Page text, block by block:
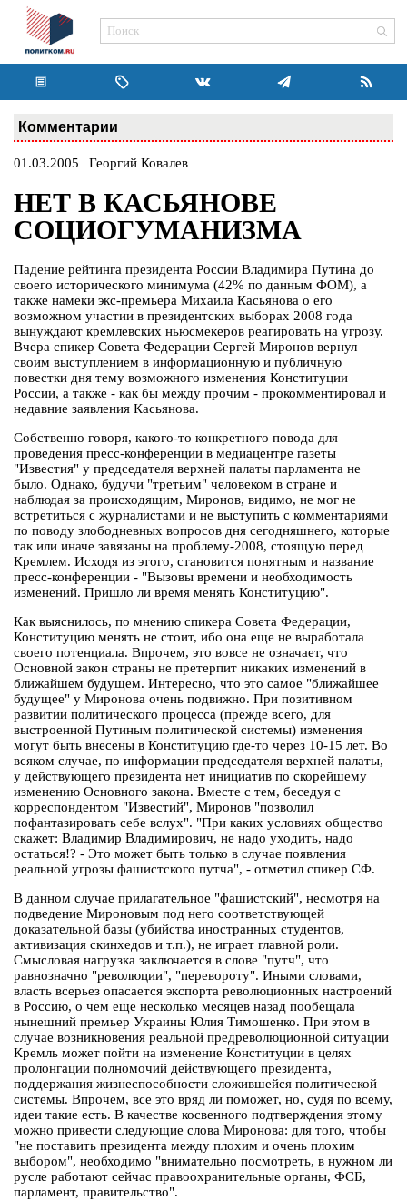
Комментарии
01.03.2005 | Георгий Ковалев
НЕТ В КАСЬЯНОВЕ
СОЦИОГУМАНИЗМА
Падение рейтинга президента России Владимира Путина до
своего исторического минимума (42% по данным ФОМ), а
также намеки экс-премьера Михаила Касьянова о его
возможном участии в президентских выборах 2008 года
вынуждают кремлевских ньюсмекеров реагировать на угрозу.
Вчера спикер Совета Федерации Сергей Миронов вернул
своим выступлением в информационную и публичную
повестки дня тему возможного изменения Конституции
России, а также - как бы между прочим - прокомментировал и
недавние заявления Касьянова.
Собственно говоря, какого-то конкретного повода для
проведения пресс-конференции в медиацентре газеты
"Известия" у председателя верхней палаты парламента не
было. Однако, будучи "третьим" человеком в стране и
наблюдая за происходящим, Миронов, видимо, не мог не
встретиться с журналистами и не выступить с комментариями
по поводу злободневных вопросов дня сегодняшнего, которые
так или иначе завязаны на проблему-2008, стоящую перед
Кремлем. Исходя из этого, становится понятным и название
пресс-конференции - "Вызовы времени и необходимость
изменений. Пришло ли время менять Конституцию".
Как выяснилось, по мнению спикера Совета Федерации,
Конституцию менять не стоит, ибо она еще не выработала
своего потенциала. Впрочем, это вовсе не означает, что
Основной закон страны не претерпит никаких изменений в
ближайшем будущем. Интересно, что это самое "ближайшее
будущее" у Миронова очень подвижно. При позитивном
развитии политического процесса (прежде всего, для
выстроенной Путиным политической системы) изменения
могут быть внесены в Конституцию где-то через 10-15 лет. Во
всяком случае, по информации председателя верхней палаты,
у действующего президента нет инициатив по скорейшему
изменению Основного закона. Вместе с тем, беседуя с
корреспондентом "Известий", Миронов "позволил
пофантазировать себе вслух". "При каких условиях общество
скажет: Владимир Владимирович, не надо уходить, надо
остаться!? - Это может быть только в случае появления
реальной угрозы фашистского путча", - отметил спикер СФ.
В данном случае прилагательное "фашистский", несмотря на
подведение Мироновым под него соответствующей
доказательной базы (убийства иностранных студентов,
активизация скинхедов и т.п.), не играет главной роли.
Смысловая нагрузка заключается в слове "путч", что
равнозначно "революции", "перевороту". Иными словами,
власть всерьез опасается экспорта революционных настроений
в Россию, о чем еще несколько месяцев назад пообещала
нынешний премьер Украины Юлия Тимошенко. При этом в
случае возникновения реальной предреволюционной ситуации
Кремль может пойти на изменение Конституции в целях
пролонгации полномочий действующего президента,
поддержания жизнеспособности сложившейся политической
системы. Впрочем, все это вряд ли поможет, но, судя по всему,
идеи такие есть. В качестве косвенного подтверждения этому
можно привести следующие слова Миронова: для того, чтобы
"не поставить президента между плохим и очень плохим
выбором", необходимо "внимательно посмотреть, в нужном ли
русле работают сейчас правоохранительные органы, ФСБ,
парламент, правительство".